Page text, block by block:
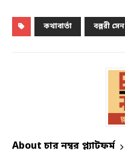
কথাবার্তা বল্লরী সেন
About চার নম্বর প্ল্যাটফর্ম